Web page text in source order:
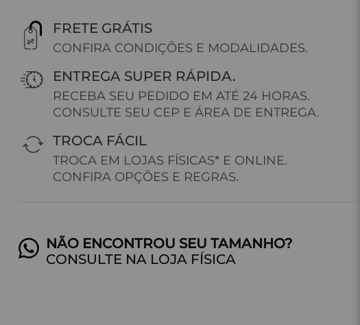
FRETE GRÁTIS
CONFIRA CONDIÇÕES E MODALIDADES.
ENTREGA SUPER RÁPIDA.
RECEBA SEU PEDIDO EM ATÉ 24 HORAS.
CONSULTE SEU CEP E ÁREA DE ENTREGA.
TROCA FÁCIL
TROCA EM LOJAS FÍSICAS* E ONLINE.
CONFIRA OPÇÕES E REGRAS.
CONSULTE NA LOJA FÍSICA